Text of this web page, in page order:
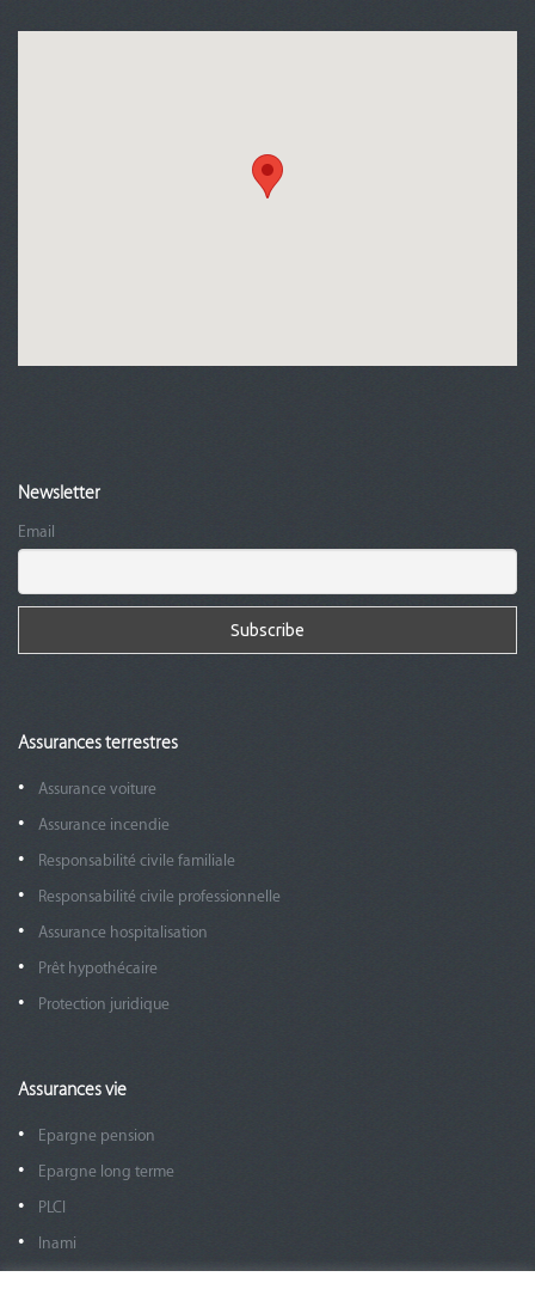
Newsletter
Email
Assurances terrestres
Assurance voiture
Assurance incendie
Responsabilité civile familiale
Responsabilité civile professionnelle
Assurance hospitalisation
Prêt hypothécaire
Protection juridique
Assurances vie
Epargne pension
Epargne long terme
PLCI
Inami